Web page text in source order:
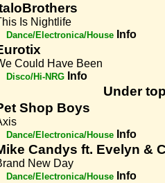
Is Nightlife
Dance/Electronica/House Info
Could Have Been
Disco/Hi-NRG Info
Under
Shop Boys
Dance/Electronica/House Info
Candys ft. Evelyn &
New Day
Dance/Electronica/House Info